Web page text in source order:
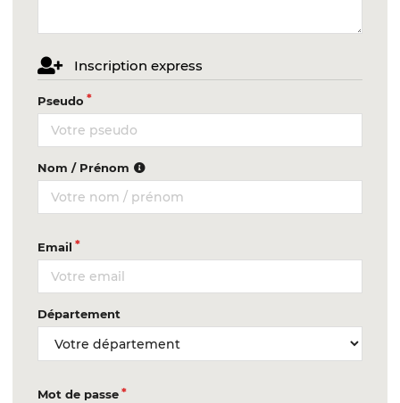
Inscription express
Pseudo
Nom / Prénom
Email
Département
Mot de passe